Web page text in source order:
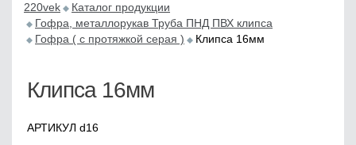
220vek
Каталог продукции
Гофра, металлорукав Труба ПНД ПВХ клипса
Гофра ( с протяжкой серая )
Клипса 16мм
Клипса 16мм
АРТИКУЛ d16